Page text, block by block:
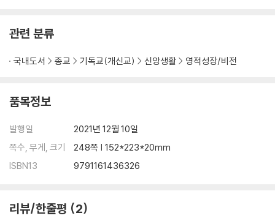
관련 분류
국내도서 종교 기독교(개신교) 신앙생활 영적성장/비전
품목정보
발행일
2021년 12월 10일
쪽수, 무게, 크기
248쪽 | 152*223*20mm
ISBN13
9791161436326
리뷰/한줄평 2